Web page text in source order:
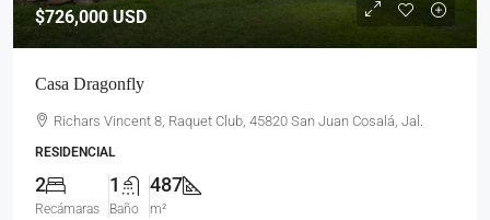
$726,000USD
Casa Dragonfly
Richars Vincent 8, Raquet Club, 45820 San Juan Cosalá, Jal.
RESIDENCIAL
2
Recámaras
1
Baño
487
m²